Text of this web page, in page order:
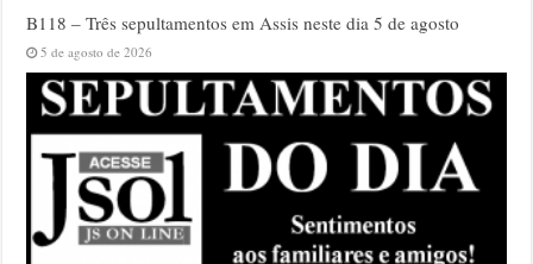
B118 – Três sepultamentos em Assis neste dia 5 de agosto
5 de agosto de 2026